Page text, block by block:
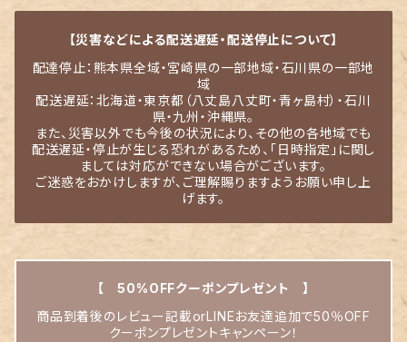
【災害などによる配送遅延・配送停止について】
配達停止：熊本県全域・宮崎県の一部地域・石川県の一部地
域
配送遅延：北海道・東京都（八丈島八丈町・青ヶ島村）・石川
県・九州・沖縄県。
また、災害以外でも今後の状況により、その他の各地域でも
配送遅延・停止が生じる恐れがあるため、「日時指定」に関し
ましては対応ができない場合がございます。
ご迷惑をおかけしますが、ご理解賜りますようお願い申し上
げます。
【 50%OFFクーポンプレゼント 】
商品到着後のレビュー記載orLINEお友達追加で50％OFF
クーポンプレゼントキャンペーン！